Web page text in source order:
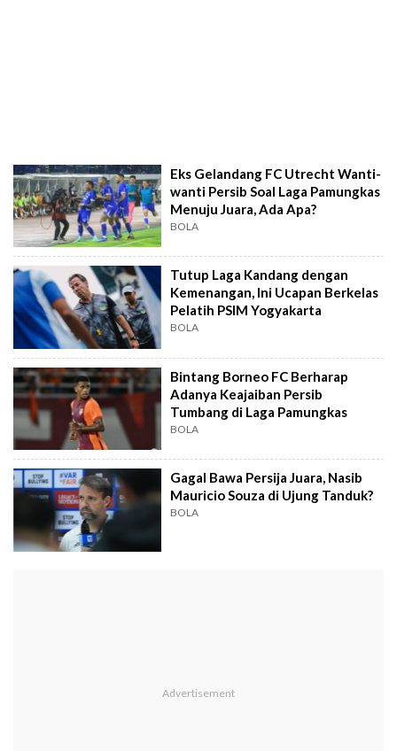
Eks Gelandang FC Utrecht Wanti-
wanti Persib Soal Laga Pamungkas
Menuju Juara, Ada Apa?
BOLA
Tutup Laga Kandang dengan
Kemenangan, Ini Ucapan Berkelas
Pelatih PSIM Yogyakarta
BOLA
Bintang Borneo FC Berharap
Adanya Keajaiban Persib
Tumbang di Laga Pamungkas
BOLA
Gagal Bawa Persija Juara, Nasib
Mauricio Souza di Ujung Tanduk?
BOLA